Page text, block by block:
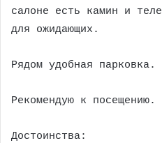
салоне есть камин и
для ожидающих.
Рядом удобная парковка.
Рекомендую к посещению.
Достоинства: